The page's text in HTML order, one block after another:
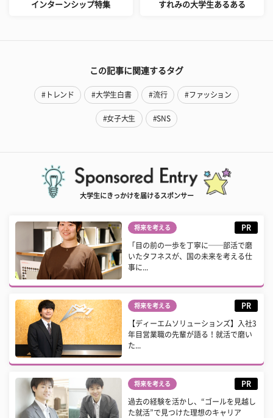
インターンシップ特集 すれみの大学生あるある
この記事に関連するタグ
#トレンド #大学生白書 #流行 #ファッション
#女子大生 #SNS
大学生にきっかけを届けるスポンサー
将来を考える PR
「目の前の一歩を丁寧に──部活で磨
いたタフネスが、国の未来を考える仕
事に...
将来を考える PR
【ディーエムソリューションズ】入社3
年目営業職の先輩が語る！就活で磨い
た...
将来を考える PR
過去の経験を活かし、“ゴールを見越し
た就活”で見つけた理想のキャリア